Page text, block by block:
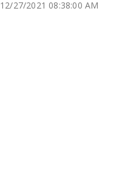
12/27/2021 08:38:00 AM